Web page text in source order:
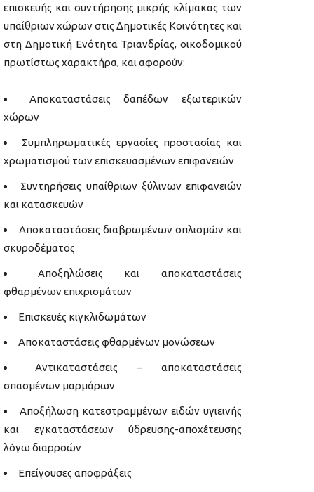
επισκευής και συντήρησης μικρής κλίμακας των
υπαίθριων χώρων στις Δημοτικές Κοινότητες και
στη Δημοτική Ενότητα Τριανδρίας, οικοδομικού
πρωτίστως χαρακτήρα, και αφορούν:
Αποκαταστάσεις δαπέδων εξωτερικών
χώρων
Συμπληρωματικές εργασίες προστασίας και
χρωματισμού των επισκευασμένων επιφανειών
Συντηρήσεις υπαίθριων ξύλινων επιφανειών
και κατασκευών
Αποκαταστάσεις διαβρωμένων οπλισμών και
σκυροδέματος
Αποξηλώσεις και αποκαταστάσεις
φθαρμένων επιχρισμάτων
Επισκευές κιγκλιδωμάτων
Αποκαταστάσεις φθαρμένων μονώσεων
Αντικαταστάσεις – αποκαταστάσεις
σπασμένων μαρμάρων
Αποξήλωση κατεστραμμένων ειδών υγιεινής
και εγκαταστάσεων ύδρευσης-αποχέτευσης
λόγω διαρροών
Επείγουσες αποφράξεις